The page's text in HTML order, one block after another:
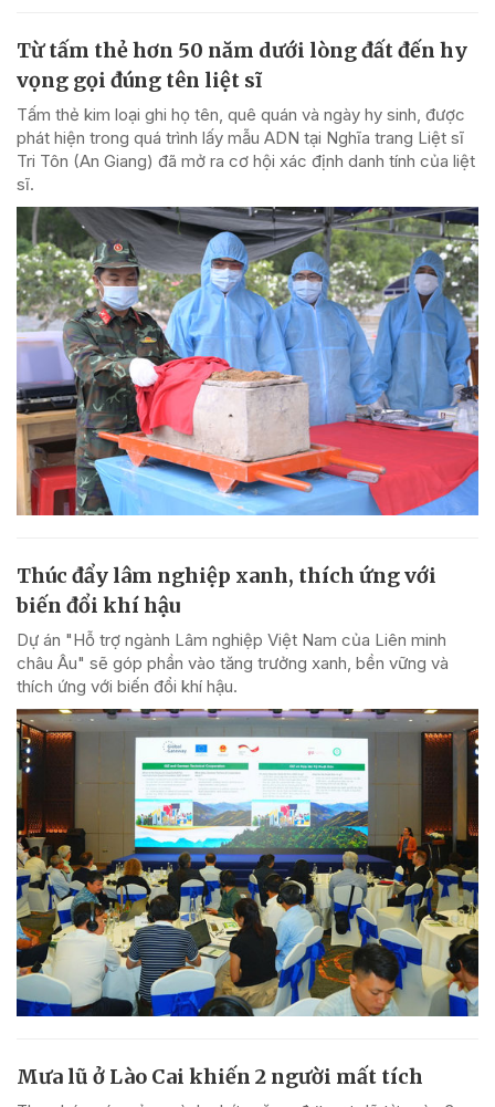
Từ tấm thẻ hơn 50 năm dưới lòng đất đến hy
vọng gọi đúng tên liệt sĩ
Tấm thẻ kim loại ghi họ tên, quê quán và ngày hy sinh, được
phát hiện trong quá trình lấy mẫu ADN tại Nghĩa trang Liệt sĩ
Tri Tôn (An Giang) đã mở ra cơ hội xác định danh tính của liệt
sĩ.
Thúc đẩy lâm nghiệp xanh, thích ứng với
biến đổi khí hậu
Dự án "Hỗ trợ ngành Lâm nghiệp Việt Nam của Liên minh
châu Âu" sẽ góp phần vào tăng trưởng xanh, bền vững và
thích ứng với biến đổi khí hậu.
Mưa lũ ở Lào Cai khiến 2 người mất tích